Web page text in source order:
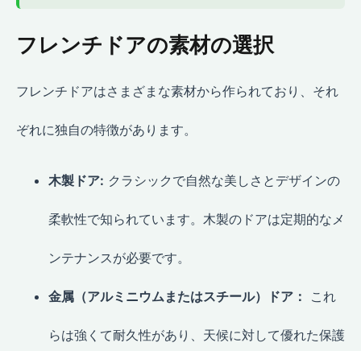
フレンチドアの素材の選択
フレンチドアはさまざまな素材から作られており、それ
ぞれに独自の特徴があります。
木製ドア: クラシックで自然な美しさとデザインの
柔軟性で知られています。木製のドアは定期的なメ
ンテナンスが必要です。
金属（アルミニウムまたはスチール）ドア： これ
らは強くて耐久性があり、天候に対して優れた保護